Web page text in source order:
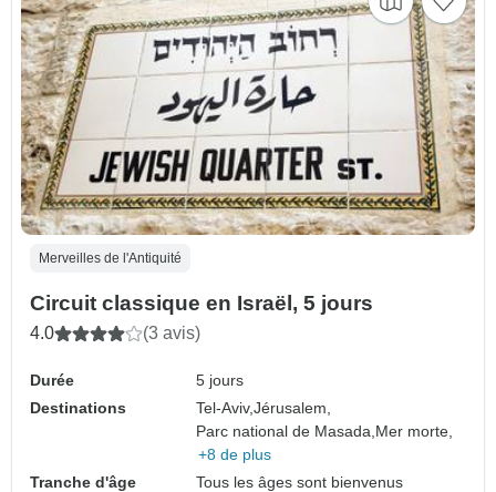
Merveilles de l'Antiquité
Circuit classique en Israël, 5 jours
4.0 (3 avis)
Durée
5 jours
Destinations
Tel-Aviv,Jérusalem,
Parc national de Masada, Mer morte,
+8 de plus
Tranche d'âge
Tous les âges sont bienvenus